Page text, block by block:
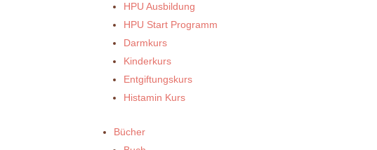
HPU Ausbildung
HPU Start Programm
Darmkurs
Kinderkurs
Entgiftungskurs
Histamin Kurs
Bücher